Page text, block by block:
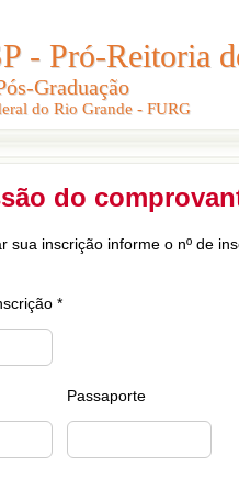
- Pró-Reitoria
Graduação
do Rio Grande - FURG
- Pró-Reitoria
Graduação
do Rio Grande - FURG
do
sua inscrição informe o nº de
*
Passaporte